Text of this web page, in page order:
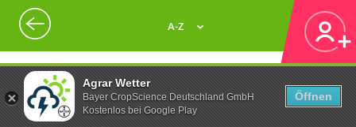
Agrar Wetter
Bayer CropScience Deutschland GmbH
Kostenlos bei Google Play
Öffnen
A-Z